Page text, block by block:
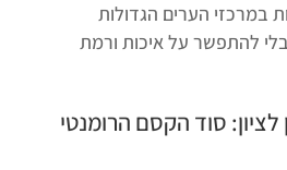
במרכזי הערים הגדולות
להתפשר על איכות ורמת
: סוד הקסם הרומנטי